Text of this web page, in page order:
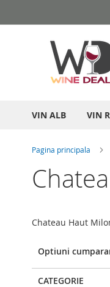
la
VIN ALB VIN
Pagina principala
Chateau Haut
Optiuni
CATEGORIE